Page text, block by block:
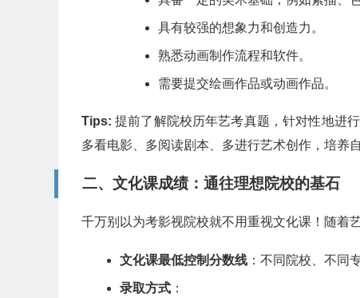
具有较强的想象力和创造力。
熟悉动画制作流程和软件。
需要提交绘画作品或动画作品。
Tips: 提前了解院校历年艺考真题，针对性地进
多看电影、多阅读剧本、多进行艺术创作，培养
二、文化课成绩：通往理想院校的基石
千万别以为考影视院校就不用重视文化课！随着
文化课最低控制分数线 ：不同院校、不同
录取方式 ：